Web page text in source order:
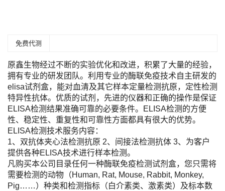
免费代测
原鑫生物经过不断的实验优化和改进，积累了大量的经验，
拥有专业的研发团队。利用专业的酶联免疫技术自主研发的
elisa试剂盒，能对血清及其它样本定量检测抗原，定性检测
特异性抗体。优质的试剂，先进的仪器和正确的操作是保证
ELISA检测结果准确可靠的必要条件。ELISA检测的方便
性、稳定性、重复性和可靠性方面都具有很大的优势。
ELISA检测技术服务内容：
1、双抗体夹心法检测抗原 2、间接法检测抗体 3、为客户
提供各种ELISA技术进行样本检测。
凡购买本公司目录任何一种酶联免疫检测试剂盒，您只需将
需要检测的动物（Human, Rat, Mouse, Rabbit, Monkey,
Pig……）种类和检测指标（白介素类、激素类）及标本数